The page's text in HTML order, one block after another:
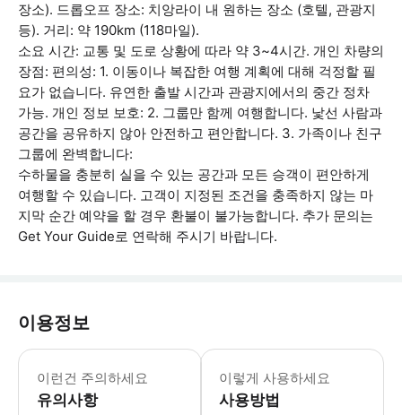
장소). 드롭오프 장소: 치앙라이 내 원하는 장소 (호텔, 관광지
등). 거리: 약 190km (118마일).
소요 시간: 교통 및 도로 상황에 따라 약 3~4시간. 개인 차량의
장점: 편의성: 1. 이동이나 복잡한 여행 계획에 대해 걱정할 필
요가 없습니다. 유연한 출발 시간과 관광지에서의 중간 정차
가능. 개인 정보 보호: 2. 그룹만 함께 여행합니다. 낯선 사람과
공간을 공유하지 않아 안전하고 편안합니다. 3. 가족이나 친구
그룹에 완벽합니다:
수하물을 충분히 실을 수 있는 공간과 모든 승객이 편안하게
여행할 수 있습니다. 고객이 지정된 조건을 충족하지 않는 마
지막 순간 예약을 할 경우 환불이 불가능합니다. 추가 문의는
Get Your Guide로 연락해 주시기 바랍니다.
이용정보
이런건 주의하세요
유의사항
교통편 예약 전 맞춤 정보 치앙마이
이렇게 사용하세요
사용방법